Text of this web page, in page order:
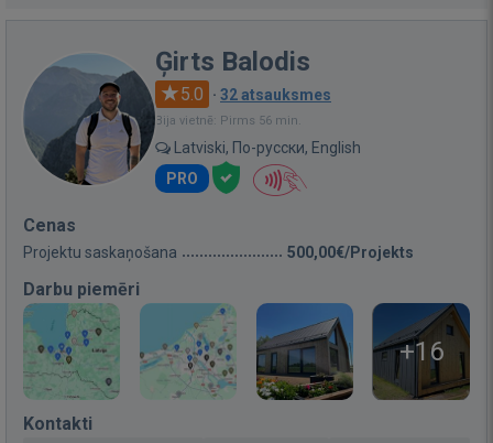
Ģirts Balodis
5.0 · 32 atsauksmes
Bija vietnē: Pirms 56 min.
Latviski, По-русски, English
PRO
Cenas
Projektu saskaņošana 500,00€/Projekts
Darbu piemēri
+16
Kontakti